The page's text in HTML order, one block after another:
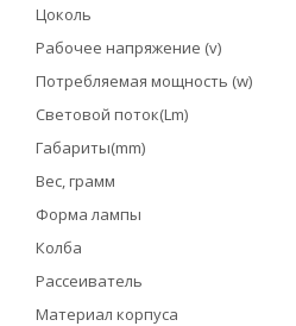
Цоколь
Рабочее напряжение (v)
Потребляемая мощность (w)
Световой поток(Lm)
Габариты(mm)
Вес, грамм
Форма лампы
Колба
Рассеиватель
Материал корпуса